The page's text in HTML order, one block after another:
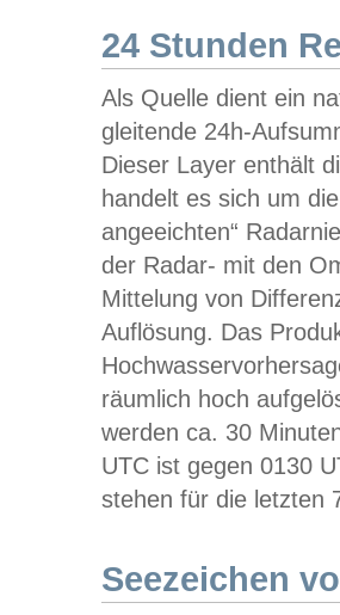
24 Stunden
Als Quelle dient ein
gleitende 24h-
Dieser Layer enthält
handelt es sich um
angeeichten“
der Radar- mit den
Mittelung von
Auflösung. Das
räumlich hoch
werden ca. 30
UTC ist gegen 0130
stehen für die letzten
Seezeichen